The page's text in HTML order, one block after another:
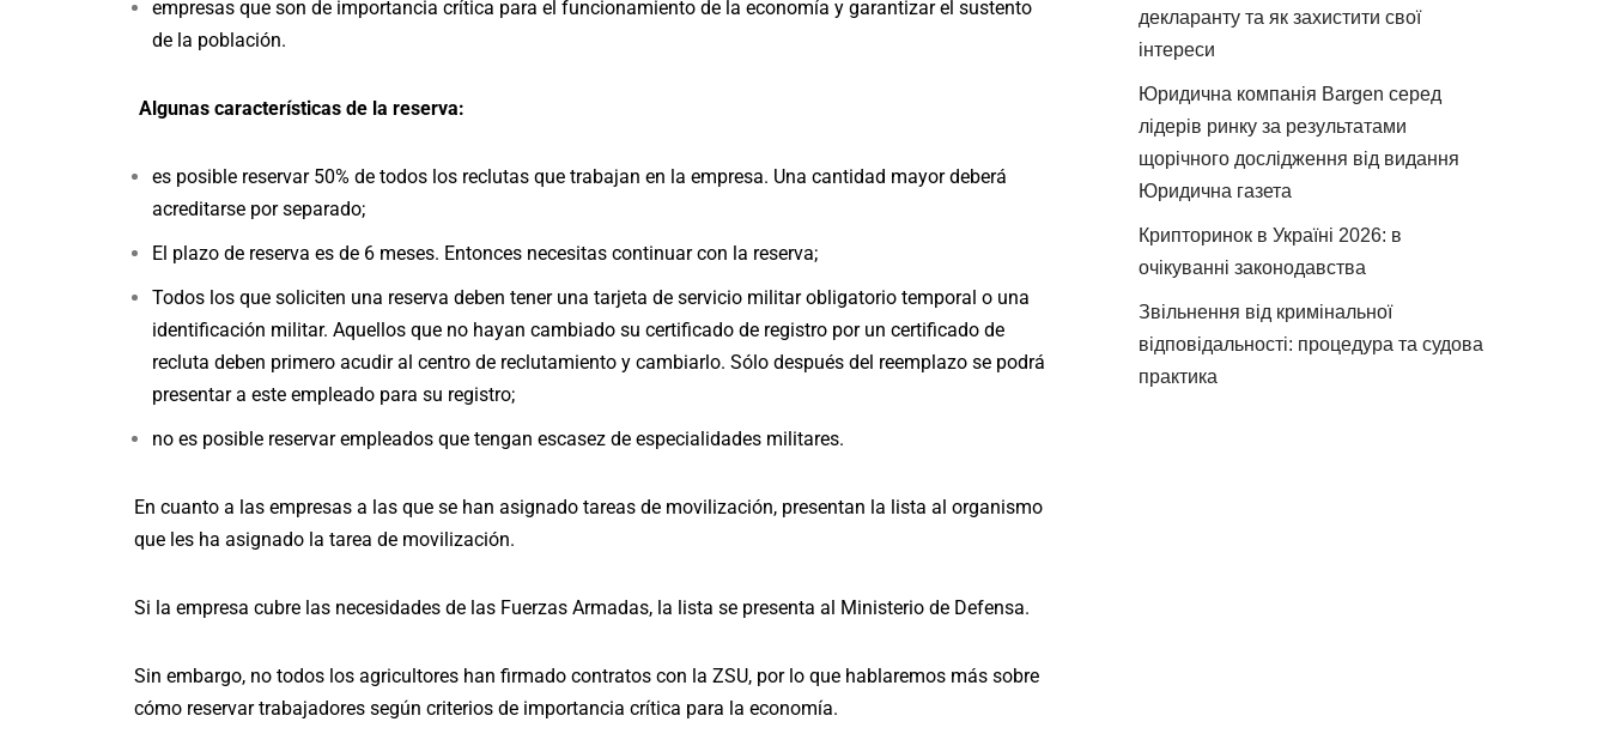
empresas que son de importancia crítica para el funcionamiento de la economía y garantizar el sustento
de la población.
Algunas características de la reserva:
es posible reservar 50% de todos los reclutas que trabajan en la empresa. Una cantidad mayor deberá
acreditarse por separado;
El plazo de reserva es de 6 meses. Entonces necesitas continuar con la reserva;
Todos los que soliciten una reserva deben tener una tarjeta de servicio militar obligatorio temporal o una
identificación militar. Aquellos que no hayan cambiado su certificado de registro por un certificado de
recluta deben primero acudir al centro de reclutamiento y cambiarlo. Sólo después del reemplazo se podrá
presentar a este empleado para su registro;
no es posible reservar empleados que tengan escasez de especialidades militares.
En cuanto a las empresas a las que se han asignado tareas de movilización, presentan la lista al organismo
que les ha asignado la tarea de movilización.
Si la empresa cubre las necesidades de las Fuerzas Armadas, la lista se presenta al Ministerio de Defensa.
Sin embargo, no todos los agricultores han firmado contratos con la ZSU, por lo que hablaremos más sobre
cómo reservar trabajadores según criterios de importancia crítica para la economía.
декларанту та як захистити свої
інтереси
Юридична компанія Bargen серед
лідерів ринку за результатами
щорічного дослідження від видання
Юридична газета
Крипторинок в Україні 2026: в
очікуванні законодавства
Звільнення від кримінальної
відповідальності: процедура та судова
практика